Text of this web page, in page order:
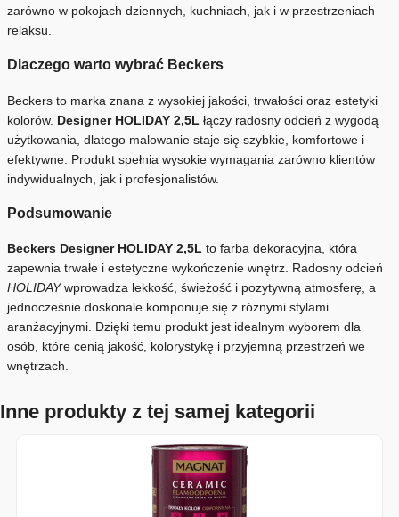
zarówno w pokojach dziennych, kuchniach, jak i w przestrzeniach
relaksu.
Dlaczego warto wybrać Beckers
Beckers to marka znana z wysokiej jakości, trwałości oraz estetyki
kolorów. Designer HOLIDAY 2,5L łączy radosny odcień z wygodą
użytkowania, dlatego malowanie staje się szybkie, komfortowe i
efektywne. Produkt spełnia wysokie wymagania zarówno klientów
indywidualnych, jak i profesjonalistów.
Podsumowanie
Beckers Designer HOLIDAY 2,5L to farba dekoracyjna, która
zapewnia trwałe i estetyczne wykończenie wnętrz. Radosny odcień
HOLIDAYwprowadza lekkość, świeżość i pozytywną atmosferę, a
jednocześnie doskonale komponuje się z różnymi stylami
aranżacyjnymi. Dzięki temu produkt jest idealnym wyborem dla
osób, które cenią jakość, kolorystykę i przyjemną przestrzeń we
wnętrzach.
Inne produkty z tej samej kategorii